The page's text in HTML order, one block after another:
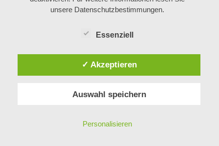
unsere Datenschutzbestimmungen.
Essenziell
✓ Akzeptieren
Auswahl speichern
Personalisieren